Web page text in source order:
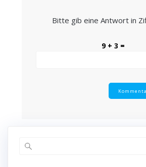
Bitte gib eine Antwort in
9 + 3 =